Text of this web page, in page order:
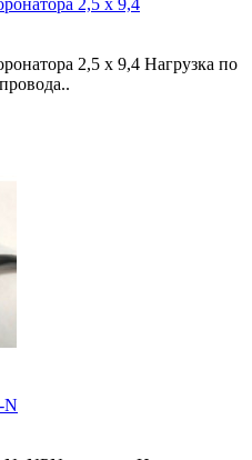
2,5 х 9,4 Нагрузка по
N